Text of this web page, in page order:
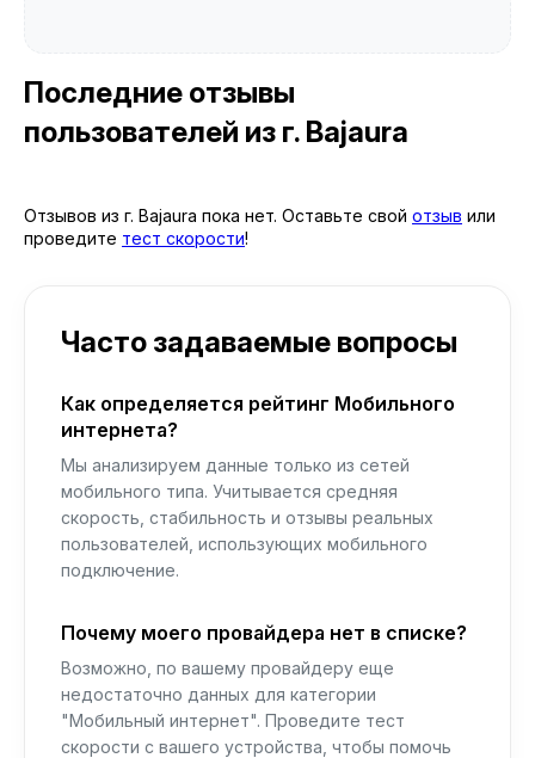
Последние отзывы
пользователей из г. Bajaura
Отзывов из г. Bajaura пока нет. Оставьте свой отзыв или
проведите тест скорости!
Часто задаваемые вопросы
Как определяется рейтинг Мобильного
интернета?
Мы анализируем данные только из сетей
мобильного типа. Учитывается средняя
скорость, стабильность и отзывы реальных
пользователей, использующих мобильного
подключение.
Почему моего провайдера нет в списке?
Возможно, по вашему провайдеру еще
недостаточно данных для категории
"Мобильный интернет". Проведите тест
скорости с вашего устройства, чтобы помочь